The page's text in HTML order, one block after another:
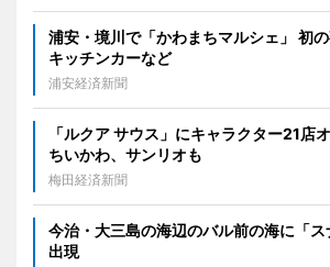
浦安・境川で「かわまちマルシェ」 初
キッチンカーなど
浦安経済新聞
「ルクア サウス」にキャラクター21
ちいかわ、サンリオも
梅田経済新聞
今治・大三島の海辺のバル前の海に「
出現